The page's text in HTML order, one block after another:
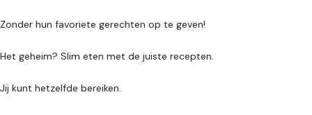
Zonder hun favoriete gerechten op te geven!
Het geheim? Slim eten met de juiste recepten.
Jij kunt hetzelfde bereiken.